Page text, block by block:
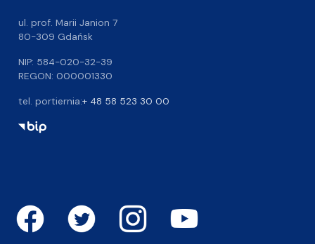
ul. prof. Marii Janion 7
80-309 Gdańsk
NIP: 584-020-32-39
REGON: 000001330
tel. portiernia:+ 48 58 523 30 00